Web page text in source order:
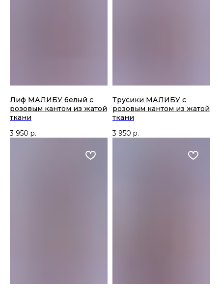
Лиф МАЛИБУ белый с
розовым кантом из жатой
ткани
3 950 р.
Трусики МАЛИБУ с
розовым кантом из жатой
ткани
3 950 р.